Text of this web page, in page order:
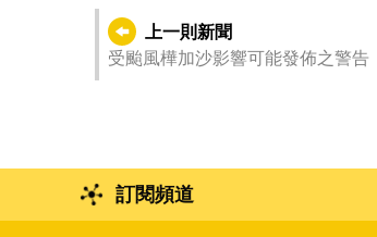
上一則新聞
受颱風樺加沙影響可能發佈之警告
訂閱頻道